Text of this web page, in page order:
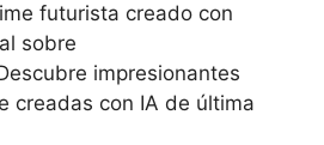
futurista creado con
sobre
impresionantes
creadas con IA de última